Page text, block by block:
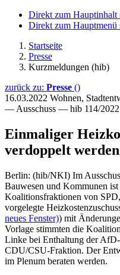
Direkt zum Hauptinhalt
Direkt zum Hauptmenü
Startseite
Presse
Kurzmeldungen (hib)
zurück zu: Presse ()
16.03.2022 Wohnen,
— Ausschuss — hib 114/2022
Einmaliger
verdoppelt werden
Berlin: (hib/NKI) Im
Bauwesen und Kommunen
Koalitionsfraktionen von
vorgelegte
neues Fenster)) mit
Vorlage stimmten die
Linke bei Enthaltung der
CDU/CSU-Fraktion. Der
im Plenum beraten werden.